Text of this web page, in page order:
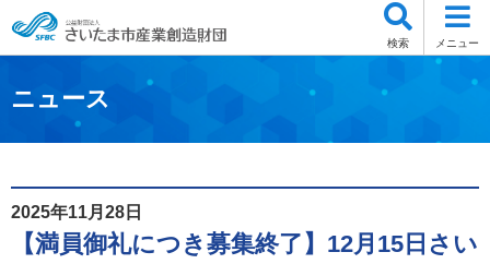
検索 メニュー
ニュース
2025年11月28日
【満員御礼につき募集終了】12月15日さい